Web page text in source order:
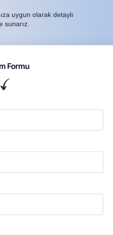
uygun olarak detaylı
sunarız.
Formu